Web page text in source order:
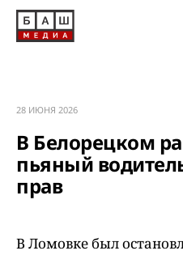
28 ИЮНЯ 2026
В Белорецком
пьяный
прав
В Ломовке был